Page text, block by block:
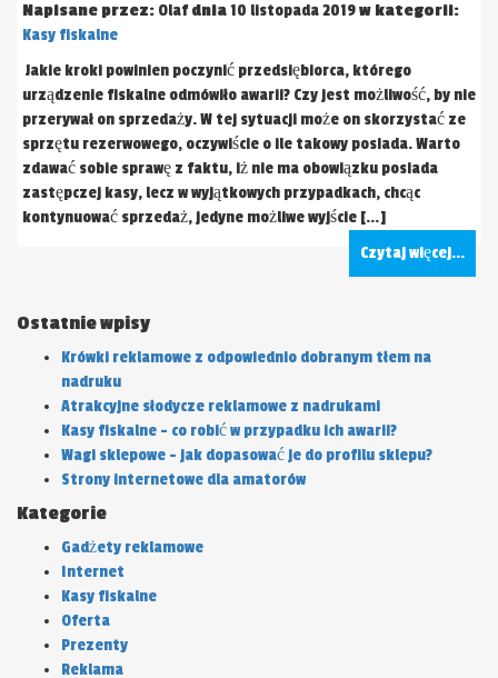
Napisane przez: Olafdnia10 listopada 2019w kategorii:
Kasy fiskalne
Jakie kroki powinien poczynić przedsiębiorca, którego
urządzenie fiskalne odmówiło awarii? Czy jest możliwość, by nie
przerywał on sprzedaży. W tej sytuacji może on skorzystać ze
sprzętu rezerwowego, oczywiście o ile takowy posiada. Warto
zdawać sobie sprawę z faktu, iż nie ma obowiązku posiada
zastępczej kasy, lecz w wyjątkowych przypadkach, chcąc
kontynuować sprzedaż, jedyne możliwe wyjście […]
Czytaj więcej...
Ostatnie wpisy
Krówki reklamowe z odpowiednio dobranym tłem na
nadruku
Atrakcyjne słodycze reklamowe z nadrukami
Kasy fiskalne – co robić w przypadku ich awarii?
Wagi sklepowe – jak dopasować je do profilu sklepu?
Strony internetowe dla amatorów
Kategorie
Gadżety reklamowe
Internet
Kasy fiskalne
Oferta
Prezenty
Reklama